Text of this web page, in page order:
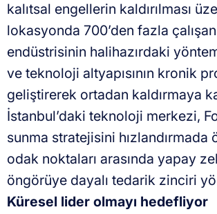
kalıtsal engellerin kaldırılması
lokasyonda 700’den fazla
endüstrisinin halihazırdaki
ve teknoloji altyapısının kronik
geliştirerek ortadan kaldırmaya
İstanbul’daki teknoloji merkezi,
sunma stratejisini
odak noktaları arasında yapay
öngörüye dayalı tedarik zinciri
Küresel lider olmayı hedefliyor